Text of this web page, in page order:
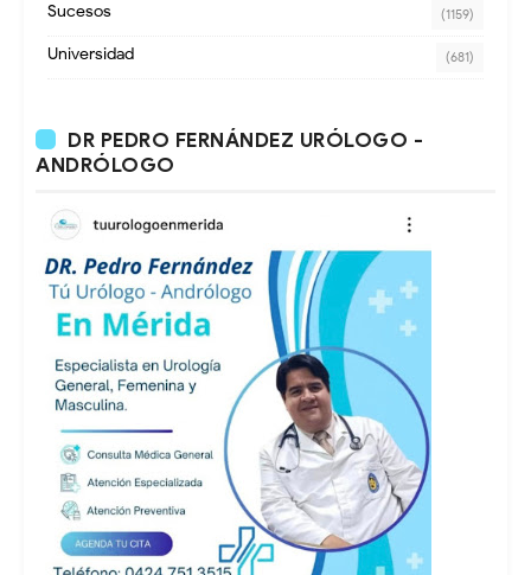
Sucesos (1159)
Universidad (681)
DR PEDRO FERNÁNDEZ URÓLOGO -
ANDRÓLOGO